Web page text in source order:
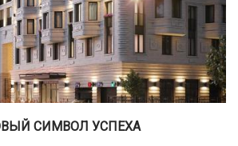
СИМВОЛ УСПЕХА